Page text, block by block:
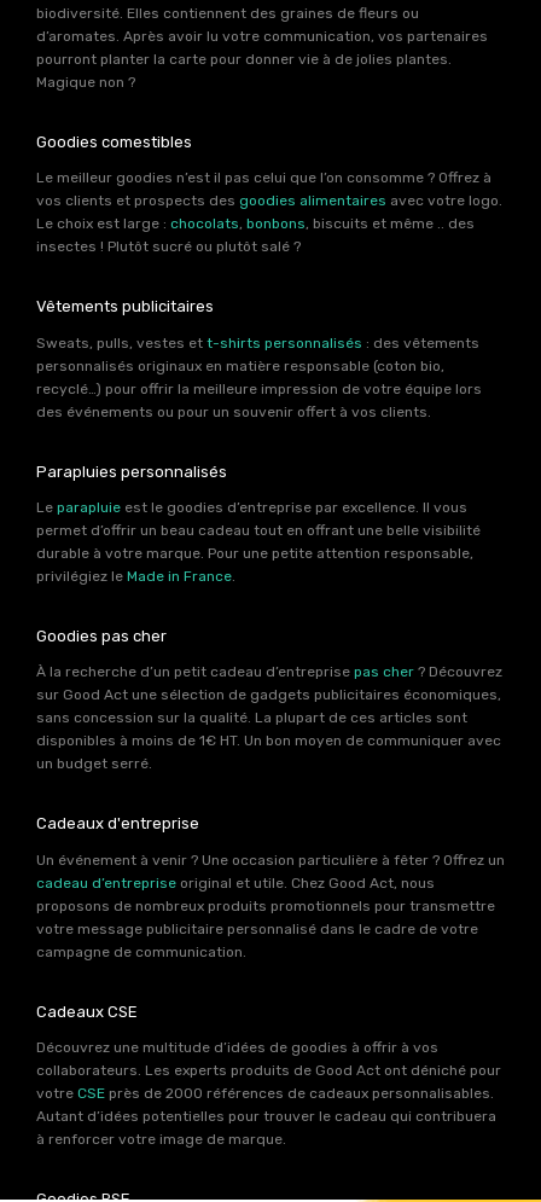
biodiversité. Elles contiennent des graines de fleurs ou
d’aromates. Après avoir lu votre communication, vos partenaires
pourront planter la carte pour donner vie à de jolies plantes.
Magique non ?
Goodies comestibles
Le meilleur goodies n’est il pas celui que l’on consomme ? Offrez à
vos clients et prospects des goodies alimentaires avec votre logo.
Le choix est large : chocolats, bonbons, biscuits et même .. des
insectes ! Plutôt sucré ou plutôt salé ?
Vêtements publicitaires
Sweats, pulls, vestes et t-shirts personnalisés : des vêtements
personnalisés originaux en matière responsable (coton bio,
recyclé…) pour offrir la meilleure impression de votre équipe lors
des événements ou pour un souvenir offert à vos clients.
Parapluies personnalisés
Le parapluie est le goodies d’entreprise par excellence. Il vous
permet d’offrir un beau cadeau tout en offrant une belle visibilité
durable à votre marque. Pour une petite attention responsable,
privilégiez le Made in France.
Goodies pas cher
À la recherche d’un petit cadeau d’entreprise pas cher ? Découvrez
sur Good Act une sélection de gadgets publicitaires économiques,
sans concession sur la qualité. La plupart de ces articles sont
disponibles à moins de 1€ HT. Un bon moyen de communiquer avec
un budget serré.
Cadeaux d'entreprise
Un événement à venir ? Une occasion particulière à fêter ? Offrez un
cadeau d’entreprise original et utile. Chez Good Act, nous
proposons de nombreux produits promotionnels pour transmettre
votre message publicitaire personnalisé dans le cadre de votre
campagne de communication.
Cadeaux CSE
Découvrez une multitude d’idées de goodies à offrir à vos
collaborateurs. Les experts produits de Good Act ont déniché pour
votre CSE près de 2000 références de cadeaux personnalisables.
Autant d’idées potentielles pour trouver le cadeau qui contribuera
à renforcer votre image de marque.